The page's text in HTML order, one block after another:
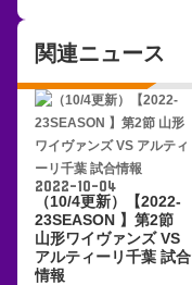
関連ニュース
2022-10-04
（10/4更新）【2022-
23SEASON 】第2節
山形ワイヴァンズ VS
アルティーリ千葉 試合
情報